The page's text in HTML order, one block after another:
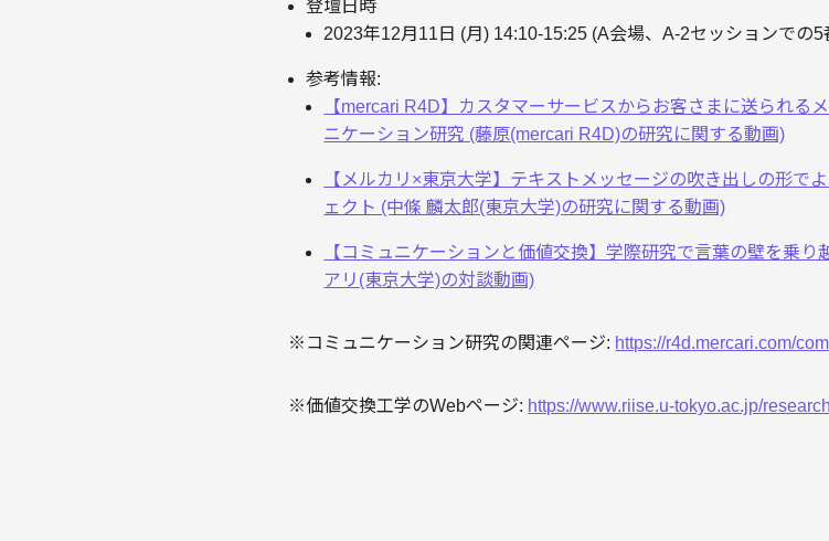
登壇日時
2023年12月11日 (月) 14:10-15:25 (A会場、A-2セッションでの
参考情報:
【mercari R4D】カスタマーサービスからお客さまに送られる
ニケーション研究 (藤原(mercari R4D)の研究に関する動画)
【メルカリ×東京大学】テキストメッセージの吹き出しの形で
ェクト (中條 麟太郎(東京大学)の研究に関する動画)
【コミュニケーションと価値交換】学際研究で言葉の壁を乗
アリ(東京大学)の対談動画)
※コミュニケーション研究の関連ページ: https://r4d.mercari.com/
※価値交換工学のWebページ: https://www.riise.u-tokyo.ac.jp/